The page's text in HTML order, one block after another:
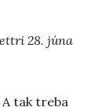
28. júna
tak treba